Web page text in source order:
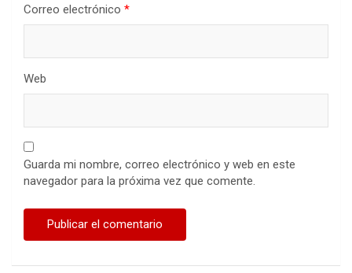
Correo electrónico *
Web
Guarda mi nombre, correo electrónico y web en este
navegador para la próxima vez que comente.